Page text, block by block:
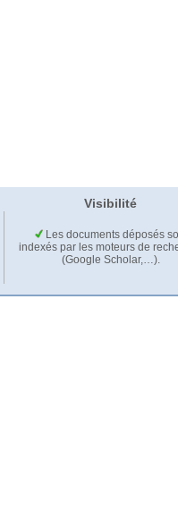
Visibilité
Les documents déposés
indexés par les moteurs de
(Google Scholar,…).